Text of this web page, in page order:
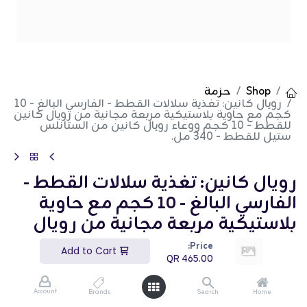
Price:
465.00
Home
Search
Brands
Account
Shop حزمة
رويال كانين: تغذية سلالات القطط - الفارسي البالغ - 10
كجم مع حاوية بلاستيكية مربعة مجانية من رويال كانين
للقطط - 10 كجم ووعاء رويال كانين من الستانلس
ستيل للقطط - 340 مل.
رويال كانين: تغذية سلالات القطط -
الفارسي البالغ - 10 كجم مع حاوية
بلاستيكية مربعة مجانية من رويال
كانين للقطط - 10 كجم ووعاء رويال
كانين من الستانلس ستيل للقطط -
340 مل.